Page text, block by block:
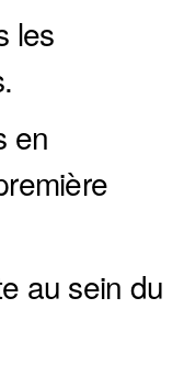
les
en
au sein du